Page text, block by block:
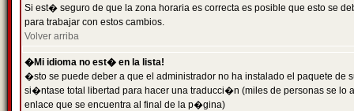
Si est� seguro de que la zona horaria es correcta es posible que esto se
para trabajar con estos cambios.
Volver arriba
�Mi idioma no est� en la lista!
�sto se puede deber a que el administrador no ha instalado el paquete
si�ntase total libertad para hacer una traducci�n (miles de personas se
enlace que se encuentra al final de la p�gina)